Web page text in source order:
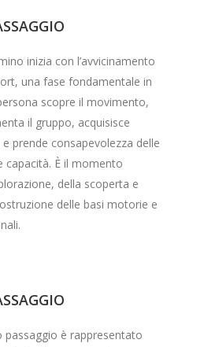
inizia con l’avvicinamento
una fase fondamentale in
scopre il movimento,
il gruppo, acquisisce
prende consapevolezza delle
capacità. È il momento
della scoperta e
delle basi motorie e
passaggio è rappresentato